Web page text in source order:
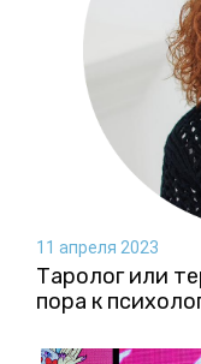
11 апреля 2023
Таролог или
пора к